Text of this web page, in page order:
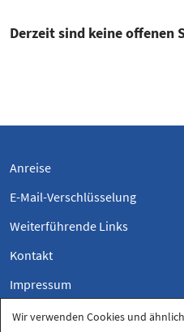
Derzeit sind keine offenen
Anreise
E-Mail-Verschlüsselung
Weiterführende Links
Kontakt
Impressum
Datenschutzerklärung
Wir verwenden Cookies und